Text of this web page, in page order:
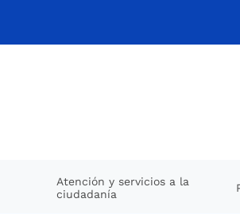
Atención y servicios a la
ciudadanía